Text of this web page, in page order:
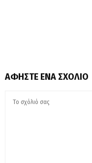
ΑΦΉΣΤΕ ΈΝΑ ΣΧΌΛΙΟ